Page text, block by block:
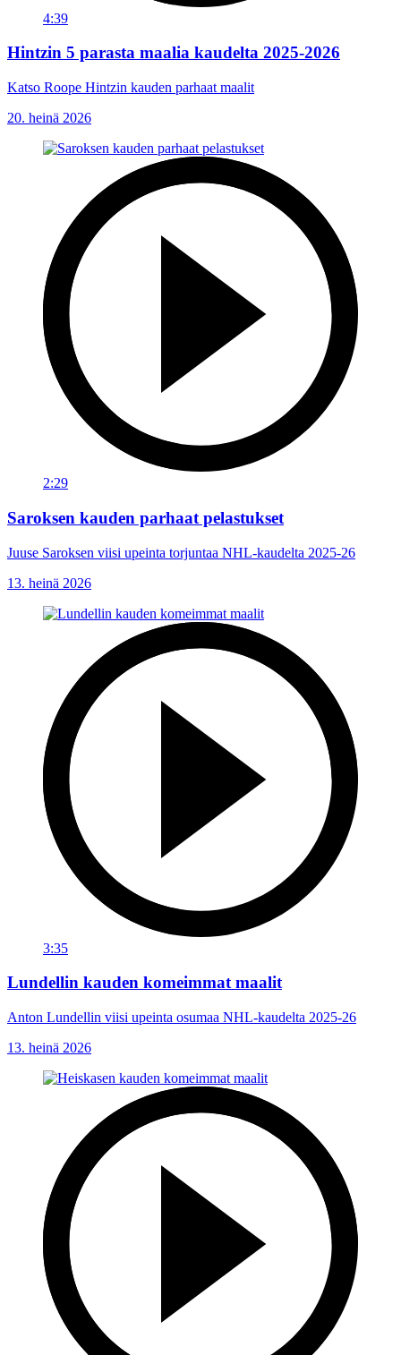
4:39
Hintzin 5 parasta maalia kaudelta 2025-2026
Katso Roope Hintzin kauden parhaat maalit
20. heinä 2026
2:29
Saroksen kauden parhaat pelastukset
Juuse Saroksen viisi upeinta torjuntaa NHL-kaudelta 2025-26
13. heinä 2026
3:35
Lundellin kauden komeimmat maalit
Anton Lundellin viisi upeinta osumaa NHL-kaudelta 2025-26
13. heinä 2026